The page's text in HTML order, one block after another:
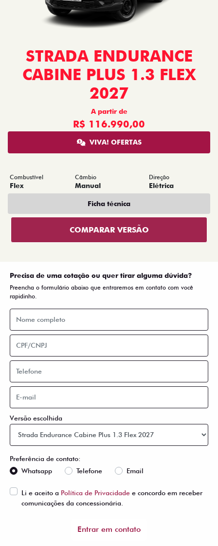
STRADA ENDURANCE
CABINE PLUS 1.3 FLEX
2027
A partir de
R$ 116.990,00
VIVA! OFERTAS
Combustível
Flex
Câmbio
Manual
Direção
Elétrica
Ficha técnica
COMPARAR VERSÃO
Precisa de uma cotação ou quer tirar alguma dúvida?
Preencha o formulário abaixo que entraremos em contato com você
rapidinho.
Versão escolhida
Preferência de contato:
Whatsapp
Telefone Email
Li e aceito a Política de Privacidade e concordo em receber
comunicações da concessionária.
Entrar em contato